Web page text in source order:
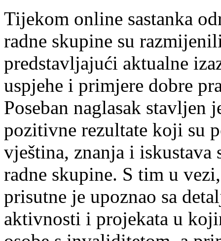
Tijekom online sastanka
radne skupine su
predstavljajući aktualne
uspjehe i primjere dobre
Poseban naglasak stavljen
pozitivne rezultate koji su
vještina, znanja i
radne skupine. S tim u
prisutne je upoznao sa
aktivnosti i projekata u